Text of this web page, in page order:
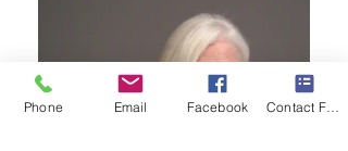
Phone Email Facebook Contact Form